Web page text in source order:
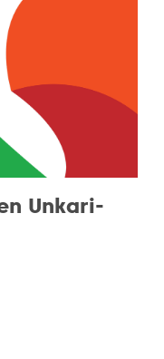
Unkari-